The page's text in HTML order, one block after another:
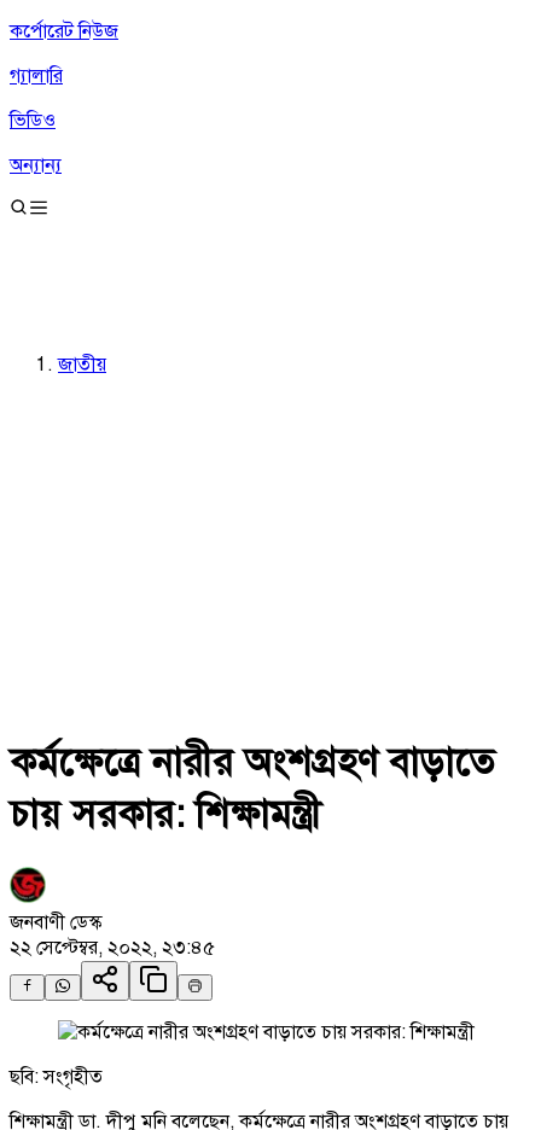
কর্পোরেট নিউজ
গ্যালারি
ভিডিও
অন্যান্য
জাতীয়
কর্মক্ষেত্রে নারীর অংশগ্রহণ বাড়াতে
চায় সরকার: শিক্ষামন্ত্রী
জনবাণী ডেস্ক
২২ সেপ্টেম্বর, ২০২২, ২৩:৪৫
ছবি: সংগৃহীত
শিক্ষামন্ত্রী ডা. দীপু মনি বলেছেন, কর্মক্ষেত্রে নারীর অংশগ্রহণ বাড়াতে চায়